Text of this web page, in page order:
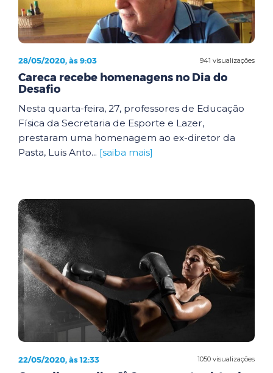
941 visualizações
28/05/2020, às 9:03
Careca recebe homenagens no Dia do
Desafio
Nesta quarta-feira, 27, professores de Educação
Física da Secretaria de Esporte e Lazer,
prestaram uma homenagem ao ex-diretor da
Pasta, Luis Anto... [saiba mais]
1050 visualizações
22/05/2020, às 12:33